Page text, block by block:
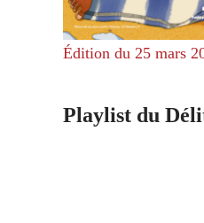
Édition du 25 mars
Playlist du